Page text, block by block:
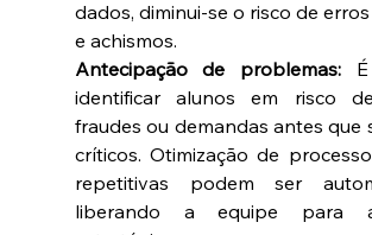
dados, diminui-se o risco de
e achismos.
Antecipação de problemas:
identificar alunos em risco
fraudes ou demandas antes que
críticos. Otimização de
repetitivas podem ser
liberando a equipe para